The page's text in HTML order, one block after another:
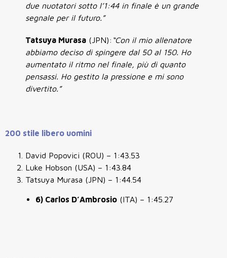
due nuotatori sotto l’1:44 in finale è un grande
segnale per il futuro.”
Tatsuya Murasa (JPN): “Con il mio allenatore
abbiamo deciso di spingere dal 50 al 150. Ho
aumentato il ritmo nel finale, più di quanto
pensassi. Ho gestito la pressione e mi sono
divertito.”
200 stile libero uomini
David Popovici (ROU) – 1:43.53
Luke Hobson (USA) – 1:43.84
Tatsuya Murasa (JPN) – 1:44.54
6) Carlos D’Ambrosio (ITA) – 1:45.27